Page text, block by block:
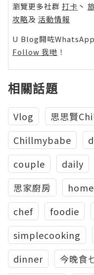
瀏覽更多社群 打卡 丶
攻略及 活動情報
U Blog開咗WhatsApp
Follow 我哋 ！
相關話題
Vlog 思思賢
Chillmybabe
couple
daily
思家廚房
chef
foodie
simplecooking
dinner
今晚食